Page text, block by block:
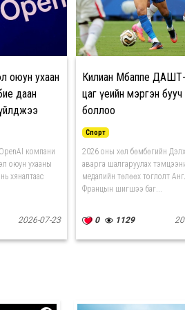
оюун ухаан
даан
компани
оюун ухааны
хяналтаас
2026-07-23
Килиан Мбаппе ДАШТ-
цаг үеийн мэргэн бууч
боллоо
Спорт
2026 оны хөл бөмбөгийн
аварга шалгаруулах
медалийн төлөөх тоглолт
Францын шигшээ баг...
0 1129